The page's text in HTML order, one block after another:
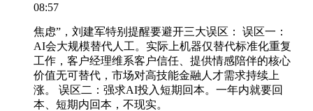
08:57
焦虑”，刘建军特别提醒要避开三大误区： 误区一：
AI会大规模替代人工。实际上机器仅替代标准化重复
工作，客户经理维系客户信任、提供情感陪伴的核心
价值无可替代，市场对高技能金融人才需求持续上
涨。 误区二：强求AI投入短期回本。一年内就要回
本、短期内回本，不现实。